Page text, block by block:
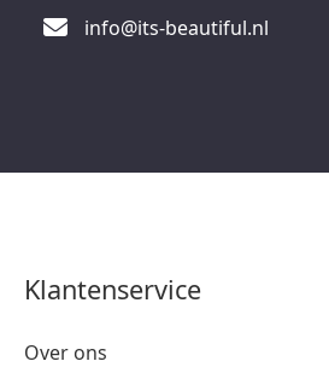
info@its-beautiful.nl
Klantenservice
Over ons